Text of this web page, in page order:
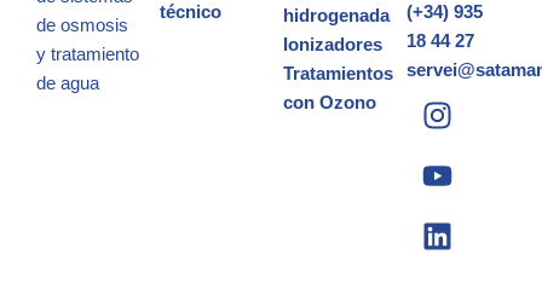
de osmosis
y tratamiento
de agua
técnico
hidrogenada
Ionizadores
Tratamientos
con Ozono
(+34) 935
18 44 27